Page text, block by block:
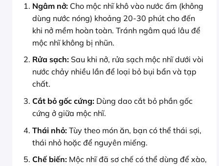
Ngâm nở:Cho mộc nhĩ khô vào nước ấm (không
dùng nước nóng) khoảng 20-30 phút cho đến
khi nở mềm hoàn toàn. Tránh ngâm quá lâu để
mộc nhĩ không bị nhũn.
Rửa sạch:Sau khi nở, rửa sạch mộc nhĩ dưới vòi
nước chảy nhiều lần để loại bỏ bụi bẩn và tạp
chất.
Cắt bỏ gốc cứng:Dùng dao cắt bỏ phần gốc
cứng ở giữa mộc nhĩ.
Thái nhỏ:Tùy theo món ăn, bạn có thể thái sợi,
thái nhỏ hoặc để nguyên miếng.
Chế biến:Mộc nhĩ đã sơ chế có thể dùng để xào,